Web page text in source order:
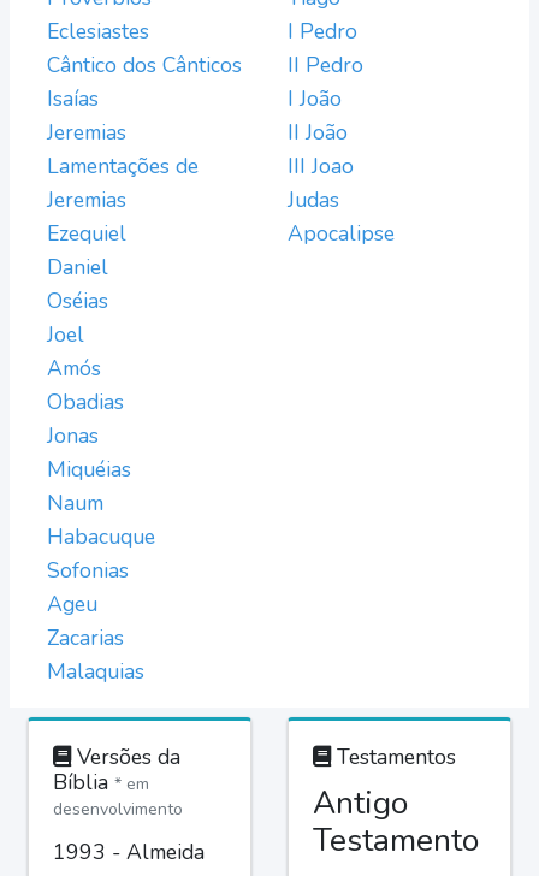
Eclesiastes
Cântico dos Cânticos
Isaías
Jeremias
Lamentações de
Jeremias
Ezequiel
Daniel
Oséias
Joel
Amós
Obadias
Jonas
Miquéias
Naum
Habacuque
Sofonias
Ageu
Zacarias
Malaquias
I Pedro
II Pedro
I João
II João
III Joao
Judas
Apocalipse
Versões da
Bíblia * em
desenvolvimento
1993 - Almeida
Testamentos
Antigo
Testamento